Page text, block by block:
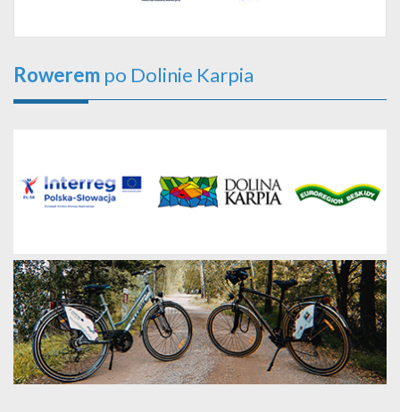
Rowerem po Dolinie Karpia